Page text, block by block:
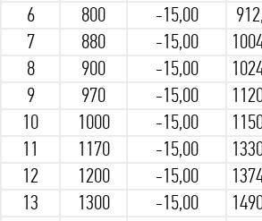
6
800 -15,00
7
880 -15,00
8
900 -15,00
9
970 -15,00
10
1000 -15,00
11
1170 -15,00
12
1200 -15,00
13
1300 -15,00